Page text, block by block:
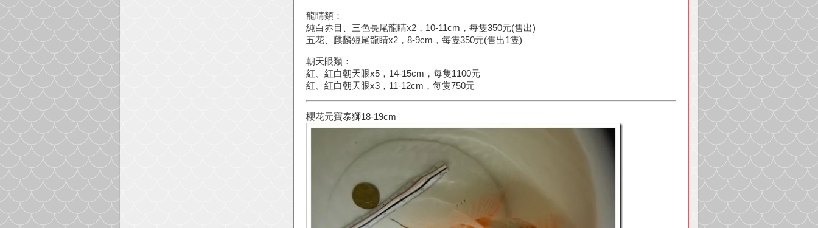
龍睛類：
純白赤目、三色長尾龍睛x2，10-11cm，每隻350元(售出)
五花、麒麟短尾龍睛x2，8-9cm，每隻350元(售出1隻)
朝天眼類：
紅、紅白朝天眼x5，14-15cm，每隻1100元
紅、紅白朝天眼x3，11-12cm，每隻750元
櫻花元寶泰獅18-19cm